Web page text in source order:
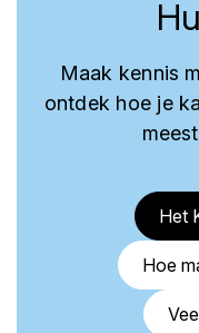
Maak kennis
ontdek hoe je
Het
Hoe